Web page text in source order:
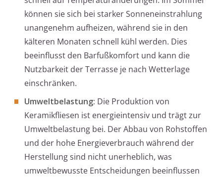
können sie sich bei starker Sonneneinstrahlung
unangenehm aufheizen, während sie in den
kälteren Monaten schnell kühl werden. Dies
beeinflusst den Barfußkomfort und kann die
Nutzbarkeit der Terrasse je nach Wetterlage
einschränken.
Umweltbelastung: Die Produktion von
Keramikfliesen ist energieintensiv und trägt zur
Umweltbelastung bei. Der Abbau von Rohstoffen
und der hohe Energieverbrauch während der
Herstellung sind nicht unerheblich, was
umweltbewusste Entscheidungen beeinflussen